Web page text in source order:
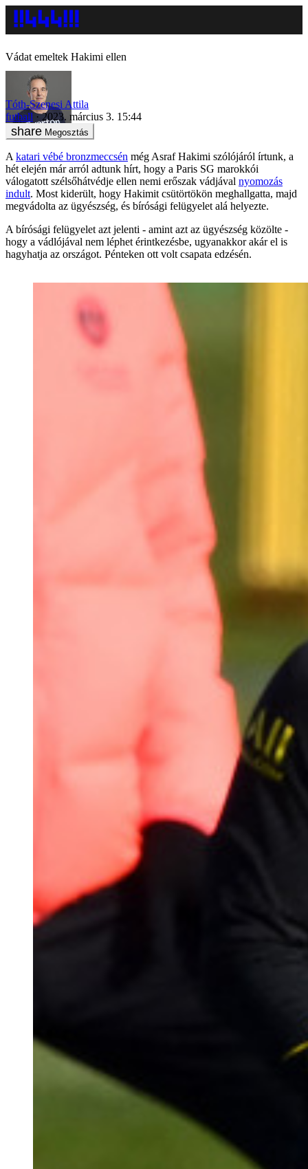
Vádat emeltek Hakimi ellen
Tóth-Szenesi Attila
futball
2023. március 3. 15:44
Megosztás
A katari vébé bronzmeccsén még Asraf Hakimi szólójáról írtunk, a
hét elején már arról adtunk hírt, hogy a Paris SG marokkói
válogatott szélsőhátvédje ellen nemi erőszak vádjával nyomozás
indult. Most kiderült, hogy Hakimit csütörtökön meghallgatta, majd
megvádolta az ügyészség, és bírósági felügyelet alá helyezte.
A bírósági felügyelet azt jelenti - amint azt az ügyészség közölte -
hogy a vádlójával nem léphet érintkezésbe, ugyanakkor akár el is
hagyhatja az országot. Pénteken ott volt csapata edzésén.